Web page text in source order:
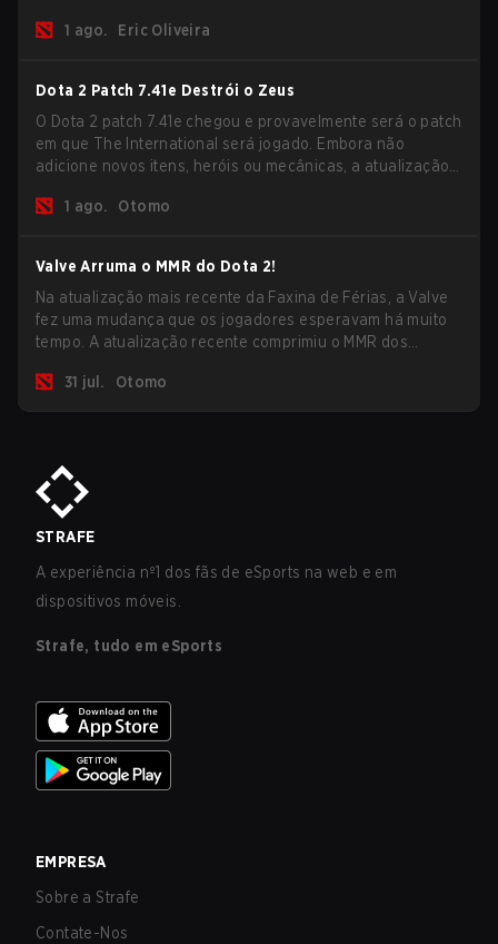
jogo e agora todos os jogadores podem vincular teclas de
1 ago. Eric Oliveira
Dota 2 Patch 7.41e Destrói o Zeus
O Dota 2 patch 7.41e chegou e provavelmente será o patch
em que The International será jogado. Embora não
adicione novos itens, heróis ou mecânicas, a atualização
maiores problemas do jogo.
1 ago. Otomo
Valve Arruma o MMR do Dota 2!
Na atualização mais recente da Faxina de Férias, a Valve
fez uma mudança que os jogadores esperavam há muito
tempo. A atualização recente comprimiu o MMR dos
31 jul.
Otomo
STRAFE
A experiência nº1 dos fãs de eSports na web e em
dispositivos móveis.
Strafe, tudo em eSports
EMPRESA
Sobre a Strafe
Contate-Nos